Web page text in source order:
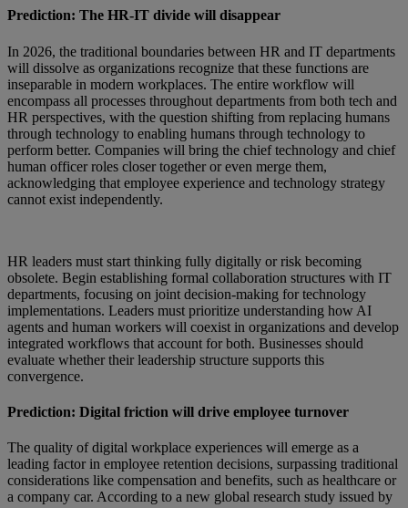
Prediction: The HR-IT divide will disappear
In 2026, the traditional boundaries between HR and IT departments
will dissolve as organizations recognize that these functions are
inseparable in modern workplaces. The entire workflow will
encompass all processes throughout departments from both tech and
HR perspectives, with the question shifting from replacing humans
through technology to enabling humans through technology to
perform better. Companies will bring the chief technology and chief
human officer roles closer together or even merge them,
acknowledging that employee experience and technology strategy
cannot exist independently.
HR leaders must start thinking fully digitally or risk becoming
obsolete. Begin establishing formal collaboration structures with IT
departments, focusing on joint decision-making for technology
implementations. Leaders must prioritize understanding how AI
agents and human workers will coexist in organizations and develop
integrated workflows that account for both. Businesses should
evaluate whether their leadership structure supports this
convergence.
Prediction: Digital friction will drive employee turnover
The quality of digital workplace experiences will emerge as a
leading factor in employee retention decisions, surpassing traditional
considerations like compensation and benefits, such as healthcare or
a company car. According to a new global research study issued by